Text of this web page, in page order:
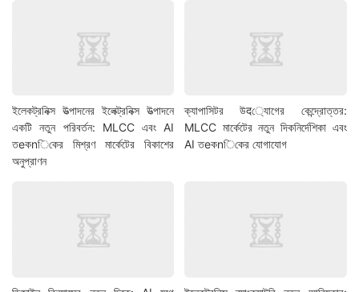
ইলেকট্রনিক্স উত্পাদনের ইলেক্ট্রনিক্স উত্পাদনে
একটি নতুন পরিবর্তন: MLCC এবং AI
তeকnিকের মিশ্রণ মার্কেটের বিকাশের
অনুপ্রাণন
ক্যাপাসিটর উद্যোগের কেন্দ্রোত্তর:
MLCC মার্কেটের নতুন দিকনির্দেশিকা এবং
AI তeকnিকের যোগাযোগ